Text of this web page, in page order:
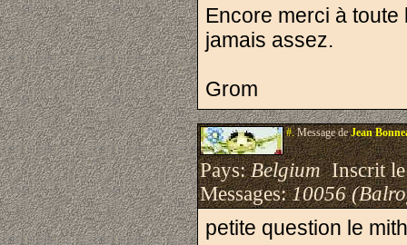
Encore merci à
jamais assez.
Grom
#.Message deJean
Pays:BelgiumInscrit
Messages:10056
petite question le